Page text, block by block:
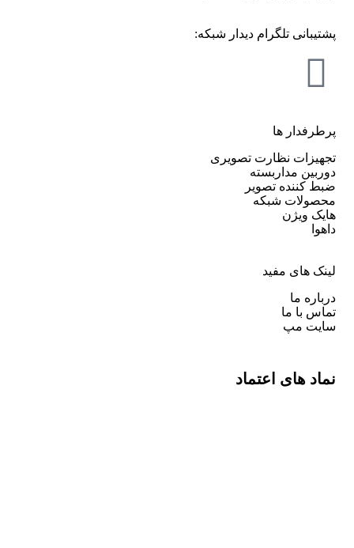
پشتیبانی تلگرام دیدار شبکه:
پرطرفدار ها
تجهیزات نظارت تصویری
دوربین مداربسته
ضبط کننده تصویر
محصولات شبکه
هایک ویژن
داهوا
لینک های مفید
درباره ما
تماس با ما
سایت مپ
نماد های اعتماد